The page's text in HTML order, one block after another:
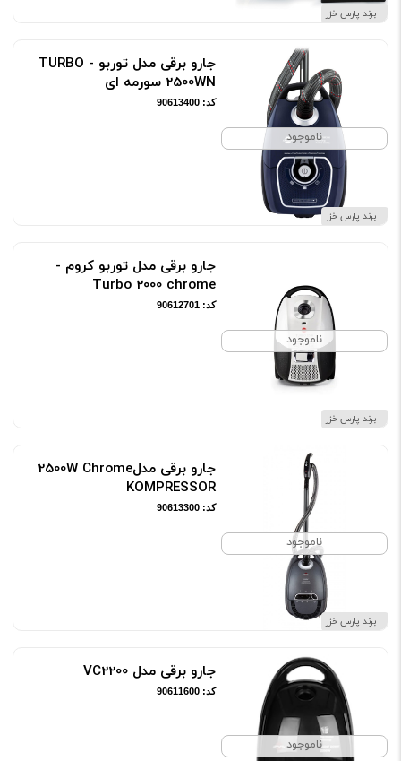
برند پارس خزر
ناموجود
برند پارس خزر
جارو برقی مدل توربو - TURBO
2500WN سورمه ای
کد: 90613400
ناموجود
برند پارس خزر
جارو برقی مدل توربو کروم -
Turbo 2000 chrome
کد: 90612701
ناموجود
برند پارس خزر
جارو برقی مدل2500W Chrome
KOMPRESSOR
کد: 90613300
ناموجود
جارو برقی مدل VC2200
کد: 90611600